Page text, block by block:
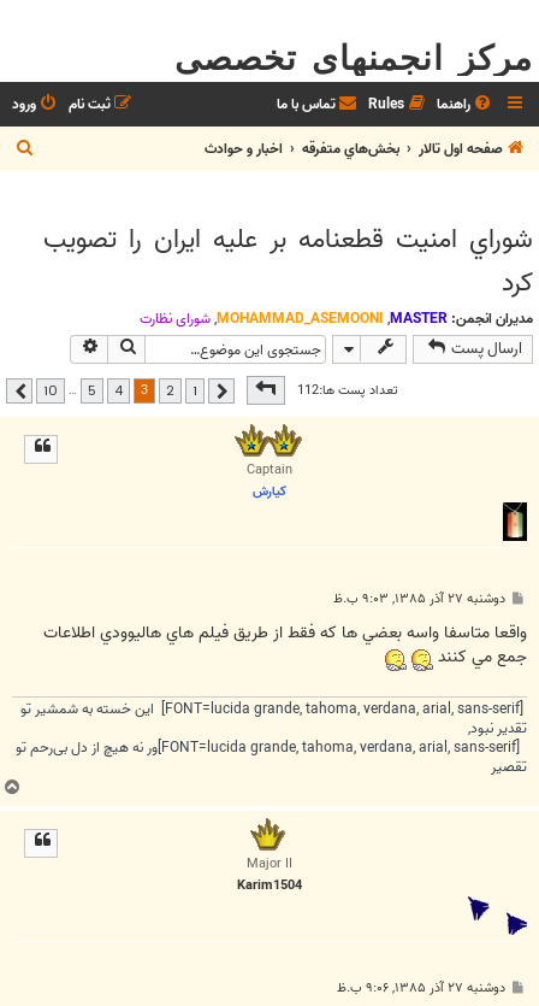
مرکز انجمنهای تخصصی
راهنما Rules تماس با ما ورود
ثبت نام
صفحه اول تالار
بخش‌‌هاي متفرقه اخبار و حوادث
ج
س
شوراي امنيت قطعنامه بر عليه ايران را تصويب
کرد
مدیران انجمن: MASTER
,
MOHAMMAD_ASEMOONI
,شوراي نظارت
ارسال پست جستجو
تعداد پست ها:112صفحه از10 قبلی 2
3
4
5
…
10 بعدی
Captain
كيارش
پ
ت
دوشنبه ۲۷ آذر ۱۳۸۵, ۹:۰۳ ب.ظ
واقعا متاسفا واسه بعضي ها كه فقط از طريق فيلم هاي هاليوودي اطلاعات
جمع مي كنند
[FONT=lucida grande, tahoma, verdana, arial, sans-serif] این خسته به شمشیر تو
تقدیر نبود,
[FONT=lucida grande, tahoma, verdana, arial, sans-serif]ور نه هیچ از دل بی‌رحم تو
تقصیر
ب
ا
Major II
Karim1504
پ دوشنبه ۲۷ آذر ۱۳۸۵, ۹:۰۶ ب.ظ